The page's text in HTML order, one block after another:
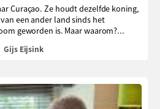
Curaçao. Ze houdt dezelfde koning,
een ander land sinds het
geworden is. Maar waarom?...
Gijs Eijsink